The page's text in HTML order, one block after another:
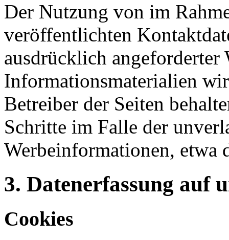
Der Nutzung von im
veröffentlichten
ausdrücklich angeforderter
Informationsmaterialien
Betreiber der Seiten
Schritte im Falle der
Werbeinformationen, etwa
3. Datenerfassung auf
Cookies